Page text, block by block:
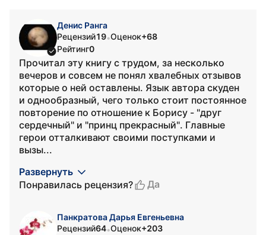
Денис Ранга
Рецензий19•Оценок+68
Рейтинг0
Прочитал эту книгу с трудом, за несколько
вечеров и совсем не понял хвалебных отзывов
которые о ней оставлены. Язык автора скуден
и однообразный, чего только стоит постоянное
повторение по отношение к Борису - "друг
сердечный" и "принц прекрасный". Главные
герои отталкивают своими поступками и
вызы...
Развернуть
Понравилась рецензия?
Да
Панкратова Дарья Евгеньевна
Рецензий64•Оценок+203